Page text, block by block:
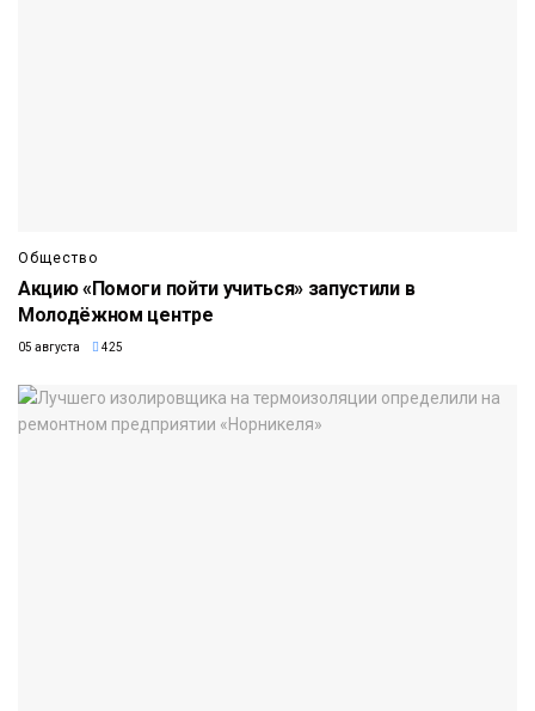
Общество
Акцию «Помоги пойти учиться» запустили в
Молодёжном центре
05 августа 425